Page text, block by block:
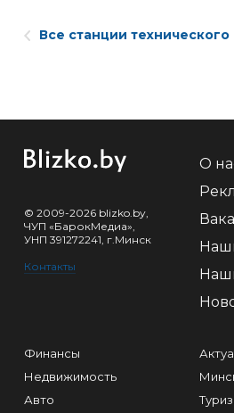
Все станции
© 2009-2026 blizko.by,
ЧУП «БарокМедиа»,
УНП 391272241, г.Минск
Контакты
О
Финансы
Недвижимость
Авто